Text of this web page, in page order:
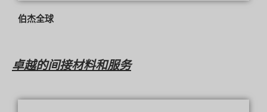
伯杰全球
卓越的间接材料和服务